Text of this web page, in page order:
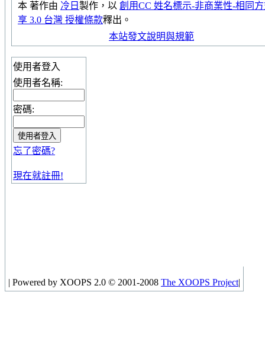
本 著作由 冷日 製作，以 創用CC 姓名標示-非商業性-相同
享 3.0 台灣 授權條款釋出。
本站發文說明與規範
使用者登入
使用者名稱:
密碼:
忘了密碼?
現在就註冊!
| Powered by XOOPS 2.0 © 2001-2008 The XOOPS Project|